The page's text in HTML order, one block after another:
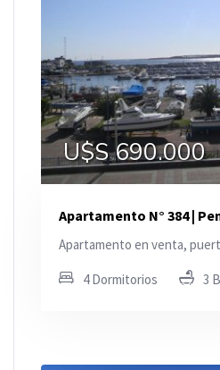
U$S 690.000
Apartamento N° 384 |
Apartamento en venta,
4 Dormitorios 3